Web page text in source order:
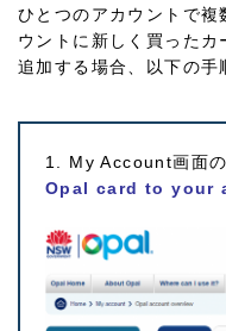
ひとつのアカウントで複
ウントに新しく買った
追加する場合、以下の手
1. My Account画面
Opal card to your